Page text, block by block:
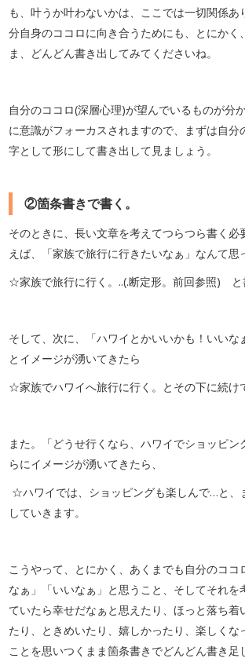
も、叶うか叶わないかは、ここでは一切関係あ
分自身のココロに向き合うためにも、とにかく
ま、どんどん書き出してみてくださいね。
自分のココロ(深層心理)が望んでいるものが分
に意識がフォーカスされますので、まずは自分
字として形にして書き出して見ましょう。
②箇条書きで書く。
そのときに、長い文章を考えてつらつら書く必
えば、「家族で旅行に行きたいなぁ」なんて思
☆家族で旅行に行く。..(.断定形。前回参照) と
そして、次に、「ハワイとかいいかも！いいな
とイメージが湧いてきたら
☆家族でハワイへ旅行に行く。とその下に続け
また。「どうせ行くなら、ハワイでショッピン
らにイメージが湧いてきたら、
☆ハワイでは、ショッピングも楽しんで…と、
していきます。
こうやって、とにかく、あくまでも自分のココ
なぁ」「いいなぁ」と思うこと、そしてそれを
ていたら幸せだなぁと思えたり、ほっと落ち着
たり、ときめいたり、嬉しかったり、楽しくな
ことを思いつくまま箇条書きでどんどん書き足